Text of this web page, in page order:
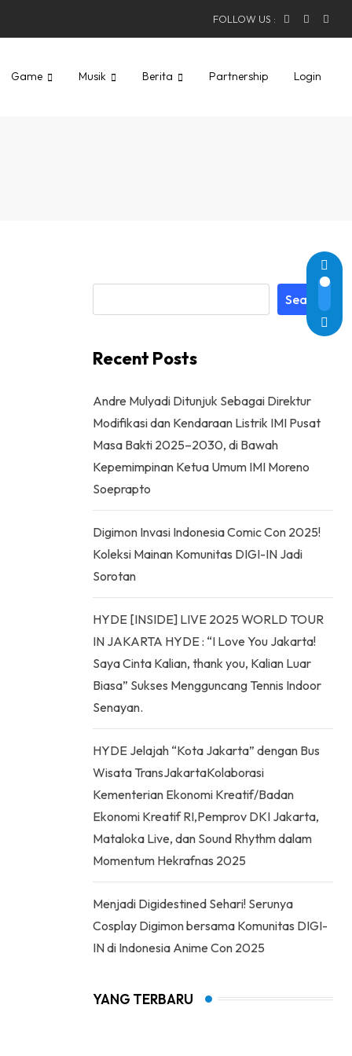
FOLLOW US :
Game Musik Berita Partnership Login
Search
Recent Posts
Andre Mulyadi Ditunjuk Sebagai Direktur
Modifikasi dan Kendaraan Listrik IMI Pusat
Masa Bakti 2025–2030, di Bawah
Kepemimpinan Ketua Umum IMI Moreno
Soeprapto
Digimon Invasi Indonesia Comic Con 2025!
Koleksi Mainan Komunitas DIGI-IN Jadi
Sorotan
HYDE [INSIDE] LIVE 2025 WORLD TOUR
IN JAKARTA HYDE : “I Love You Jakarta!
Saya Cinta Kalian, thank you, Kalian Luar
Biasa” Sukses Mengguncang Tennis Indoor
Senayan.
HYDE Jelajah “Kota Jakarta” dengan Bus
Wisata TransJakartaKolaborasi
Kementerian Ekonomi Kreatif/Badan
Ekonomi Kreatif RI,Pemprov DKI Jakarta,
Mataloka Live, dan Sound Rhythm dalam
Momentum Hekrafnas 2025
Menjadi Digidestined Sehari! Serunya
Cosplay Digimon bersama Komunitas DIGI-
IN di Indonesia Anime Con 2025
YANG TERBARU